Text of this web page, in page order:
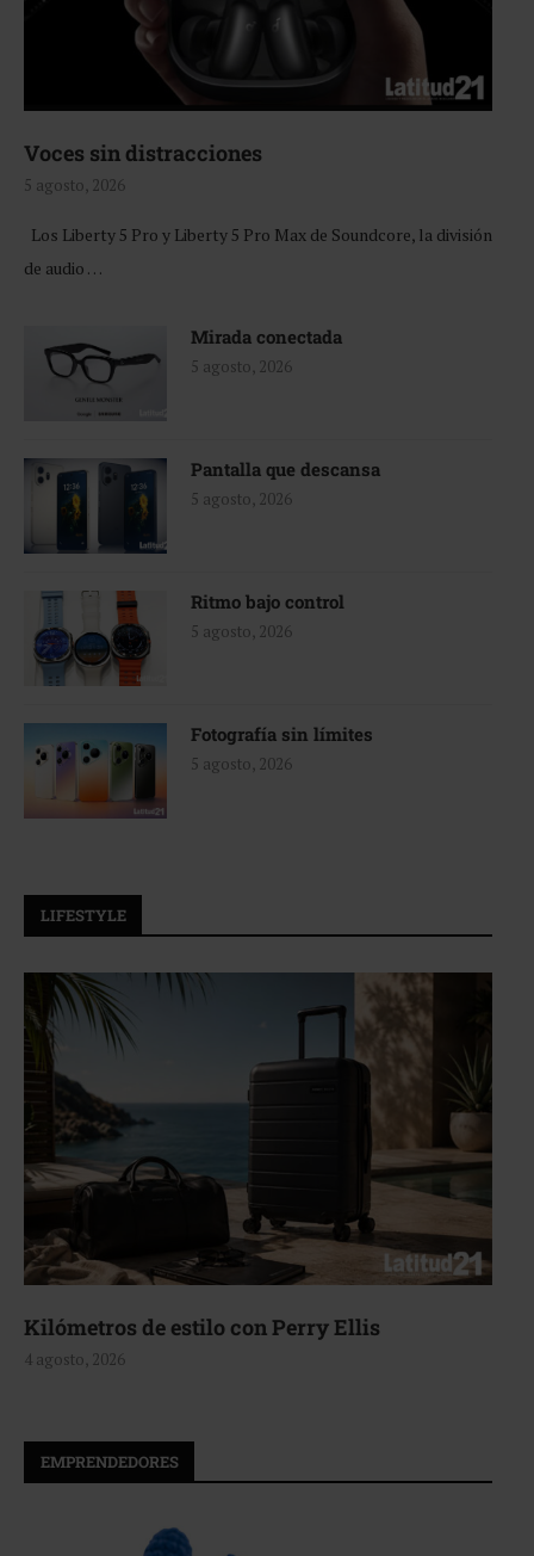
Voces sin distracciones
5 agosto, 2026
Los Liberty 5 Pro y Liberty 5 Pro Max de Soundcore, la división
de audio …
Mirada conectada
5 agosto, 2026
Pantalla que descansa
5 agosto, 2026
Ritmo bajo control
5 agosto, 2026
Fotografía sin límites
5 agosto, 2026
LIFESTYLE
Kilómetros de estilo con Perry Ellis
4 agosto, 2026
EMPRENDEDORES